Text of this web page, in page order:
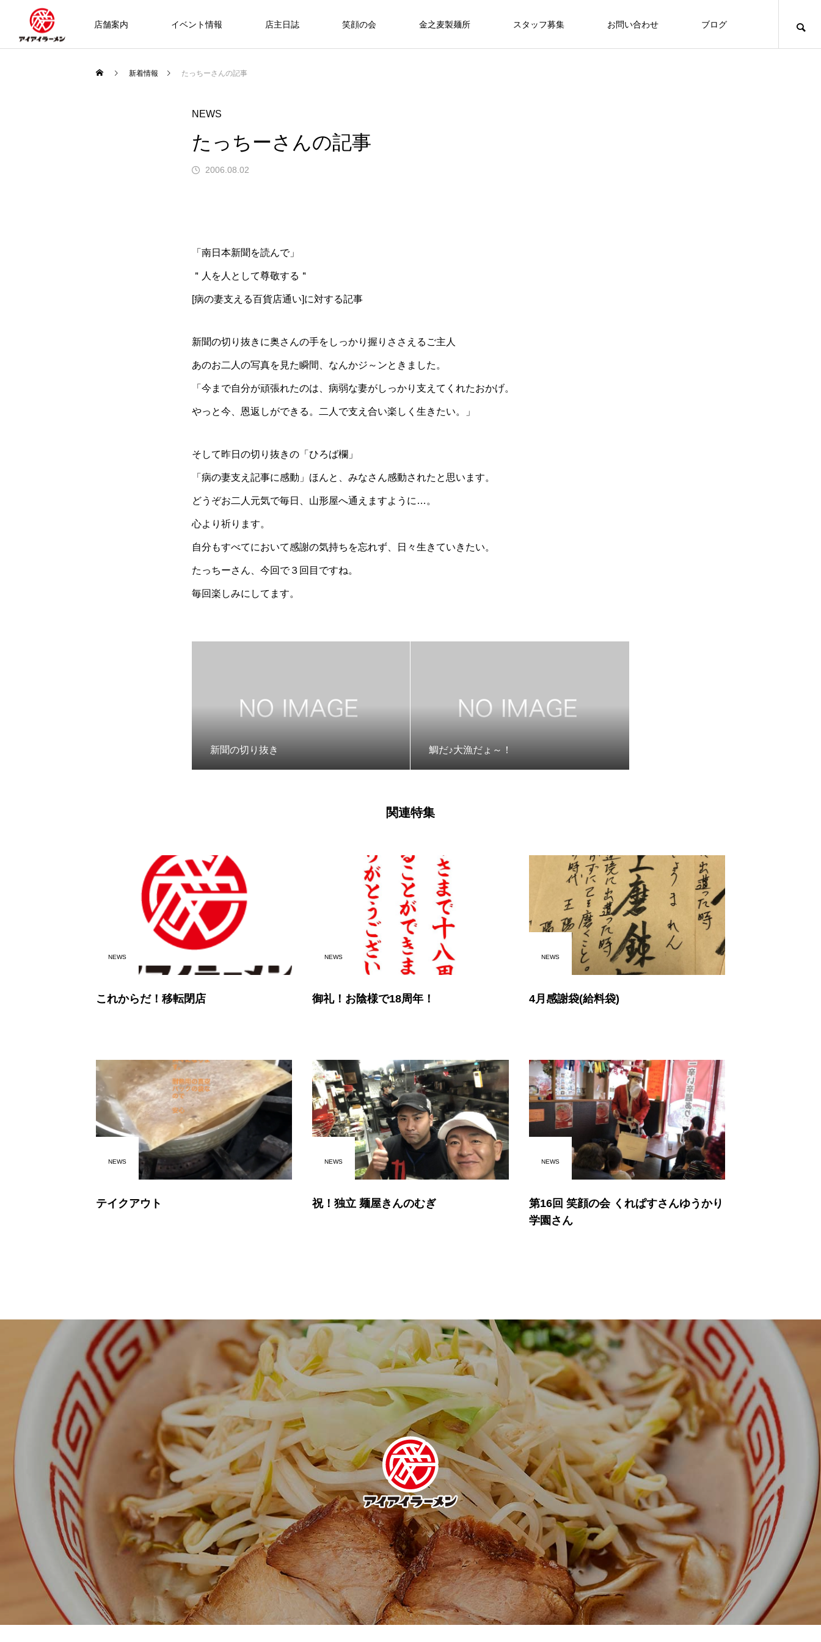
店舗案内 イベント情報 店主日誌 笑顔の会 金之麦製麺所 スタッフ募集 お問い合わせ ブログ
新着情報 たっちーさんの記事
NEWS
たっちーさんの記事
2006.08.02
「南日本新聞を読んで」
＂人を人として尊敬する＂
[病の妻支える百貨店通い]に対する記事
新聞の切り抜きに奥さんの手をしっかり握りささえるご主人
あのお二人の写真を見た瞬間、なんかジ～ンときました。
「今まで自分が頑張れたのは、病弱な妻がしっかり支えてくれたおかげ。
やっと今、恩返しができる。二人で支え合い楽しく生きたい。」
そして昨日の切り抜きの「ひろば欄」
「病の妻支え記事に感動」ほんと、みなさん感動されたと思います。
どうぞお二人元気で毎日、山形屋へ通えますように…。
心より祈ります。
自分もすべてにおいて感謝の気持ちを忘れず、日々生きていきたい。
たっちーさん、今回で３回目ですね。
毎回楽しみにしてます。
新聞の切り抜き 鯛だ♪大漁だょ～！
関連特集
NEWS
これからだ！移転閉店
NEWS
御礼！お陰様で18周年！
NEWS
4月感謝袋(給料袋)
NEWS
テイクアウト
NEWS
祝！独立 麺屋きんのむぎ
NEWS
第16回 笑顔の会 くれぱすさんゆうかり
学園さん